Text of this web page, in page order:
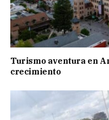
Turismo aventura en
crecimiento